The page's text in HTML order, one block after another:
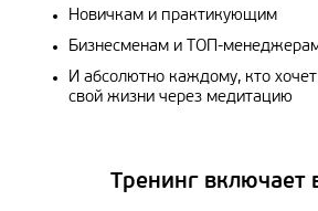
Новичкам и практикующим
Бизнесменам и ТОП-
И абсолютно каждому, кто
свой жизни через медитацию
Тренинг включает